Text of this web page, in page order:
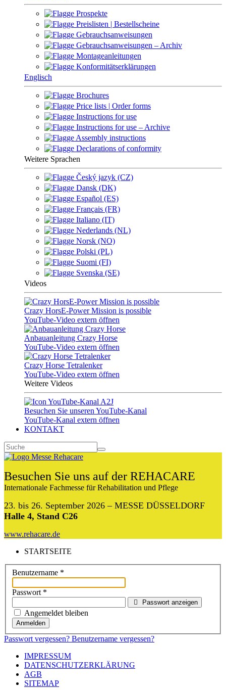
Prospekte
Preislisten | Bestellscheine
Gebrauchsanweisungen
Gebrauchsanweisungen – Archiv
Montageanleitungen
Konformitätserklärungen
Englisch
Brochures
Price lists | Order forms
Instructions for use
Instructions for use – Archive
Assembly instructions
Declarations of conformity
Weitere Sprachen
Český jazyk (CZ)
Dansk (DK)
Español (ES)
Français (FR)
Italiano (IT)
Nederlands (NL)
Norsk (NO)
Polski (PL)
Suomi (FI)
Svenska (SE)
Videos
Crazy HorsE-Power Mission is possible
YouTube-Video extern öffnen
Anbauanleitung Crazy Horse
YouTube-Video extern öffnen
Crazy Horse Tetralenker
YouTube-Video extern öffnen
Weitere Videos
Besuchen Sie unseren YouTube-Kanal
YouTube-Kanal extern öffnen
KONTAKT
Besuchen Sie uns auf der REHACARE
Internationale Fachmesse für Rehabilitation und Pflege
23. bis 26. September 2026 – MESSE DÜSSELDORF
Halle 4, Stand C26
www.rehacare.de
STARTSEITE
Benutzername *
Passwort *
Passwort anzeigen
Angemeldet bleiben
Anmelden
Passwort vergessen? Benutzername vergessen?
IMPRESSUM
DATENSCHUTZERKLÄRUNG
AGB
SITEMAP